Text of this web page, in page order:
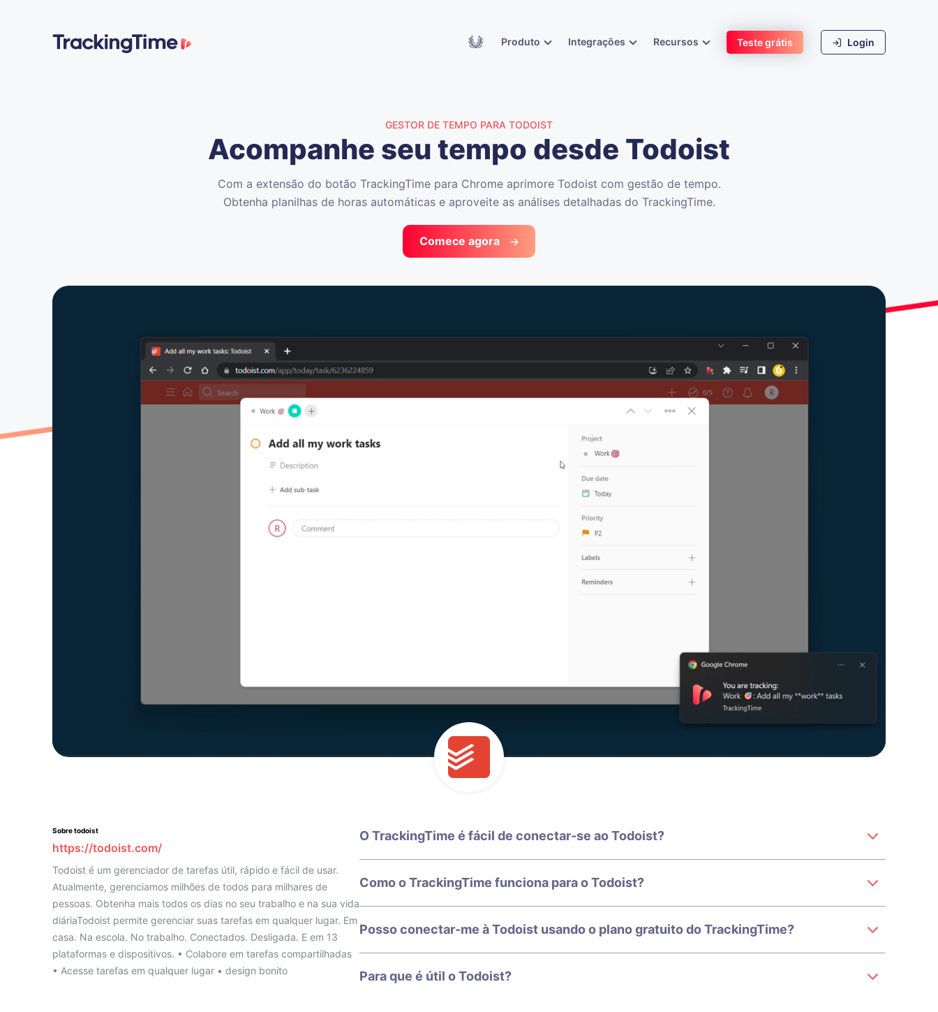
AcademyProduto Integrações Recursos Teste grátis Login
GESTOR DE TEMPO PARA TODOIST
Acompanhe seu tempo desde Todoist
Com a extensão do botão TrackingTime para Chrome aprimore Todoist com gestão de tempo.
Obtenha planilhas de horas automáticas e aproveite as análises detalhadas do TrackingTime.
Comece agora
Sobre todoist
https://todoist.com/
Todoist é um gerenciador de tarefas útil, rápido e fácil de usar.
Atualmente, gerenciamos milhões de todos para milhares de
pessoas. Obtenha mais todos os dias no seu trabalho e na sua vida
diáriaTodoist permite gerenciar suas tarefas em qualquer lugar. Em
casa. Na escola. No trabalho. Conectados. Desligada. E em 13
plataformas e dispositivos. • Colabore em tarefas compartilhadas
• Acesse tarefas em qualquer lugar • design bonito
O TrackingTime é fácil de conectar-se ao Todoist?
Como o TrackingTime funciona para o Todoist?
Posso conectar-me à Todoist usando o plano gratuito do TrackingTime?
Para que é útil o Todoist?